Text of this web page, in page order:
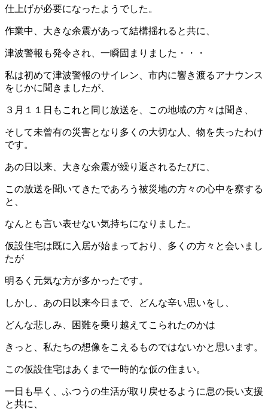
仕上げが必要になったようでした。
作業中、大きな余震があって結構揺れると共に、
津波警報も発令され、一瞬固まりました・・・
私は初めて津波警報のサイレン、市内に響き渡るアナウンス
をじかに聞きましたが、
３月１１日もこれと同じ放送を、この地域の方々は聞き、
そして未曾有の災害となり多くの大切な人、物を失ったわけ
です。
あの日以来、大きな余震が繰り返されるたびに、
この放送を聞いてきたであろう被災地の方々の心中を察する
と、
なんとも言い表せない気持ちになりました。
仮設住宅は既に入居が始まっており、多くの方々と会いまし
たが
明るく元気な方が多かったです。
しかし、あの日以来今日まで、どんな辛い思いをし、
どんな悲しみ、困難を乗り越えてこられたのかは
きっと、私たちの想像をこえるものではないかと思います。
この仮設住宅はあくまで一時的な仮の住まい。
一日も早く、ふつうの生活が取り戻せるように息の長い支援
と共に、